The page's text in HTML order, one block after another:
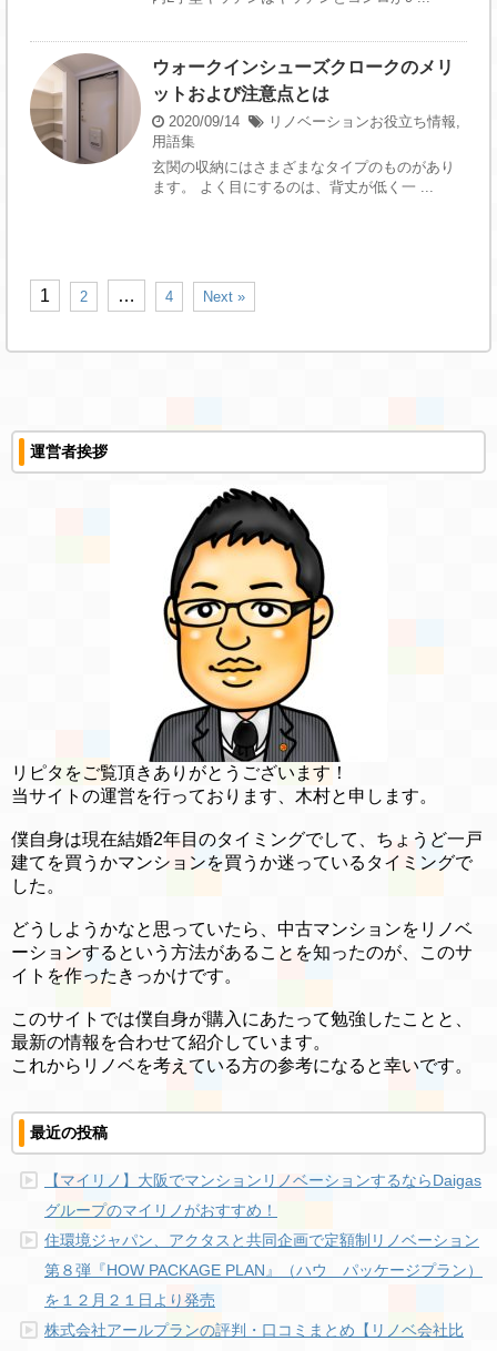
ウォークインシューズクロークのメリ
ットおよび注意点とは
2020/09/14 リノベーションお役立ち情報,
用語集
玄関の収納にはさまざまなタイプのものがあり
ます。 よく目にするのは、背丈が低く一 ...
1 2 … 4 Next »
運営者挨拶
リピタをご覧頂きありがとうございます！
当サイトの運営を行っております、木村と申します。
僕自身は現在結婚2年目のタイミングでして、ちょうど一戸
建てを買うかマンションを買うか迷っているタイミングで
した。
どうしようかなと思っていたら、中古マンションをリノベ
ーションするという方法があることを知ったのが、このサ
イトを作ったきっかけです。
このサイトでは僕自身が購入にあたって勉強したことと、
最新の情報を合わせて紹介しています。
これからリノベを考えている方の参考になると幸いです。
最近の投稿
【マイリノ】大阪でマンションリノベーションするならDaigas
グループのマイリノがおすすめ！
住環境ジャパン、アクタスと共同企画で定額制リノベーション
第８弾『HOW PACKAGE PLAN』（ハウ パッケージプラン）
を１２月２１日より発売
株式会社アールプランの評判・口コミまとめ【リノベ会社比